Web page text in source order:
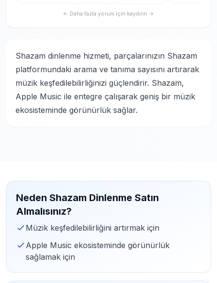
← Daha fazla yorum için kaydırın →
Shazam dinlenme hizmeti, parçalarınızın Shazam
platformundaki arama ve tanıma sayısını artırarak
müzik keşfedilebilirliğinizi güçlendirir. Shazam,
Apple Music ile entegre çalışarak geniş bir müzik
ekosisteminde görünürlük sağlar.
Neden Shazam Dinlenme Satın
Almalısınız?
Müzik keşfedilebilirliğini artırmak için
Apple Music ekosisteminde görünürlük
sağlamak için